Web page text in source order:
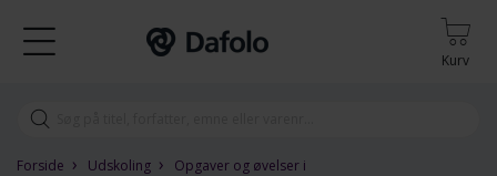
Kurv
Forside › Udskoling › Opgaver og øvelser i